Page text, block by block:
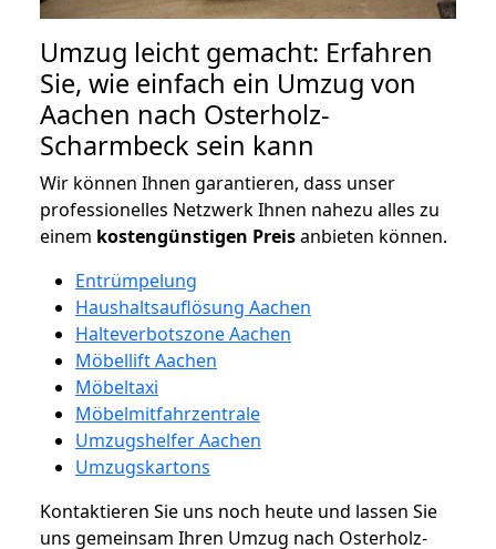
Umzug leicht gemacht: Erfahren
Sie, wie einfach ein Umzug von
Aachen nach Osterholz-
Scharmbeck sein kann
Wir können Ihnen garantieren, dass unser
professionelles Netzwerk Ihnen nahezu alles zu
einem kostengünstigen Preisanbieten können.
Entrümpelung
Haushaltsauflösung Aachen
Halteverbotszone Aachen
Möbellift Aachen
Möbeltaxi
Möbelmitfahrzentrale
Umzugshelfer Aachen
Umzugskartons
Kontaktieren Sie uns noch heute und lassen Sie
uns gemeinsam Ihren Umzug nach Osterholz-